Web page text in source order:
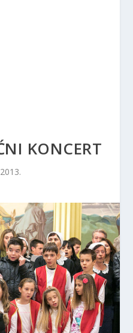
KONCERT